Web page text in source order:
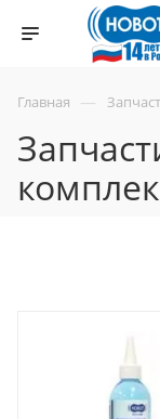
Главная —
Хотите
скидку до